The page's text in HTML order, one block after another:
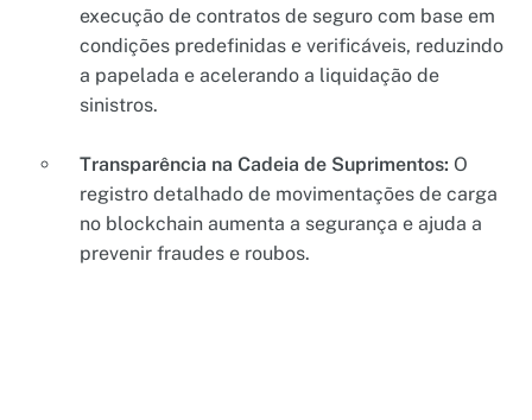
execução de contratos de seguro com base em
condições predefinidas e verificáveis, reduzindo
a papelada e acelerando a liquidação de
sinistros.
Transparência na Cadeia de Suprimentos: O
registro detalhado de movimentações de carga
no blockchain aumenta a segurança e ajuda a
prevenir fraudes e roubos.